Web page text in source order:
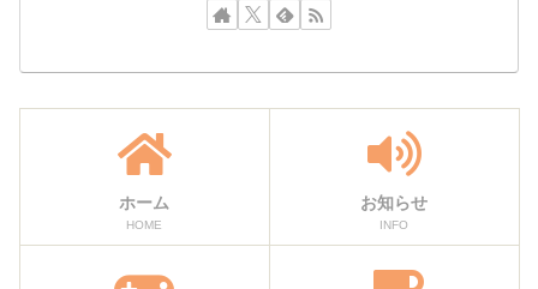
ホーム
HOME
お知らせ
INFO